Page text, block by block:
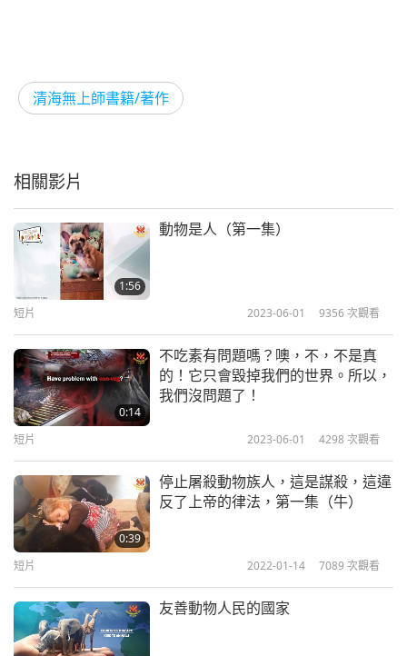
清海無上師書籍/著作
相關影片
1:56
動物是人（第一集）
短片 2023-06-01 9356次觀看
0:14
不吃素有問題嗎？噢，不，不是真
的！它只會毀掉我們的世界。所以，
我們沒問題了！
短片 2023-06-01 4298 次觀看
0:39
停止屠殺動物族人，這是謀殺，這違
反了上帝的律法，第一集（牛）
短片 2022-01-14 7089 次觀看
友善動物人民的國家